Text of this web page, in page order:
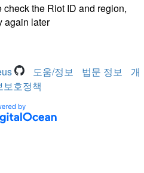
the Riot ID and region,
again later
도움/정보 법문 정보
개
보호정책